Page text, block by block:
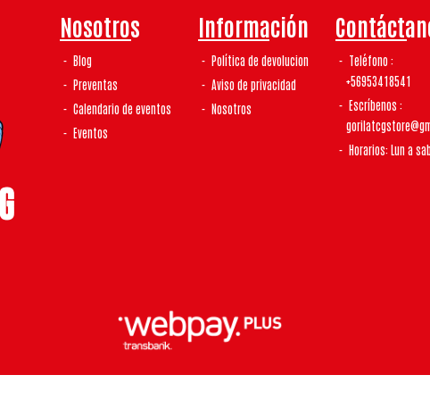
Nosotros
Blog
Preventas
Calendario de eventos
Eventos
Información
Política de devolucion
Aviso de privacidad
Nosotros
Teléfono
+56953418541
Escríbenos
Horarios: Lun a